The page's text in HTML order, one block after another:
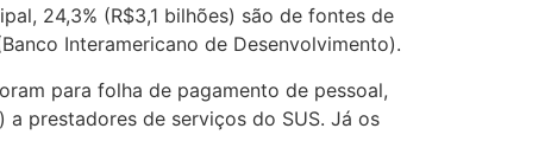
24,3% (R$3,1 bilhões) são de fontes de
Interamericano de Desenvolvimento).
para folha de pagamento de pessoal,
a prestadores de serviços do SUS. Já os